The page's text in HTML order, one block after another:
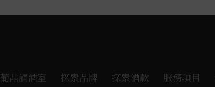
葡晶調酒室 探索品牌 探索酒款 服務項目